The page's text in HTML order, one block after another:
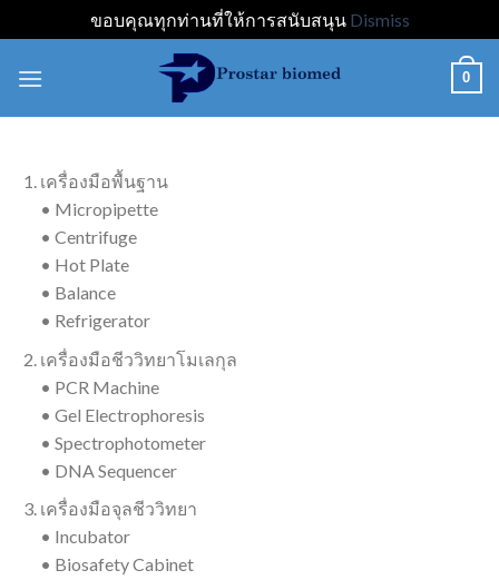
ขอบคุณทุกท่านที่ให้การสนับสนุน Dismiss
0
เครื่องมือพื้นฐาน
• Micropipette
• Centrifuge
• Hot Plate
• Balance
• Refrigerator
เครื่องมือชีววิทยาโมเลกุล
• PCR Machine
• Gel Electrophoresis
• Spectrophotometer
• DNA Sequencer
เครื่องมือจุลชีววิทยา
• Incubator
• Biosafety Cabinet